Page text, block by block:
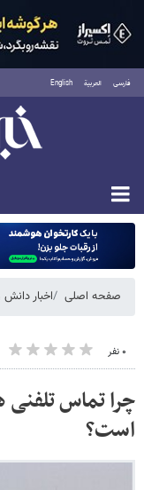
فارسی العربية English
شنبه
صفحه اصلی اخبار دانش
۰ نفر
چرا تماس تلفنی
است؟